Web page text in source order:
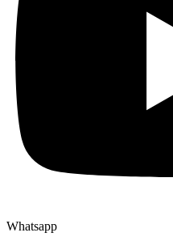
Whatsapp